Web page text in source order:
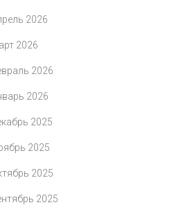
2026
2026
2026
2026
2025
2025
2025
2025